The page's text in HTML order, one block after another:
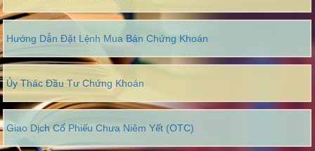
Hướng Dẫn Đặt Lệnh Mua Bán Chứng Khoán
Ủy Thác Đầu Tư Chứng Khoán
Giao Dịch Cổ Phiếu Chưa Niêm Yết (OTC)